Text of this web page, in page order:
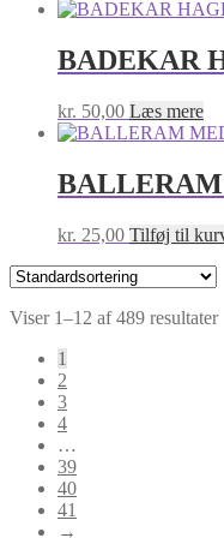
BADEKAR
kr. 50,00 Læs mere
kr. 25,00 Tilføj til
Viser 1–12 af 489 resultater
1
2
3
4
…
39
40
41
→